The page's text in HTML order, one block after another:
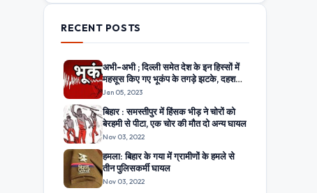
RECENT POSTS
अभी-अभी ; दिल्ली समेत देश के इन हिस्सों में
महसूस किए गए भूकंप के तगड़े झटके, दहशत
में घरों से बाहर निकले लोग
Jan 05, 2023
बिहार : समस्तीपुर में हिंसक भीड़ ने चोरों को
बेरहमी से पीटा, एक चोर की मौत दो अन्य घायल
Nov 03, 2022
हमला: बिहार के गया में ग्रामीणों के हमले से
तीन पुलिसकर्मी घायल
Nov 03, 2022